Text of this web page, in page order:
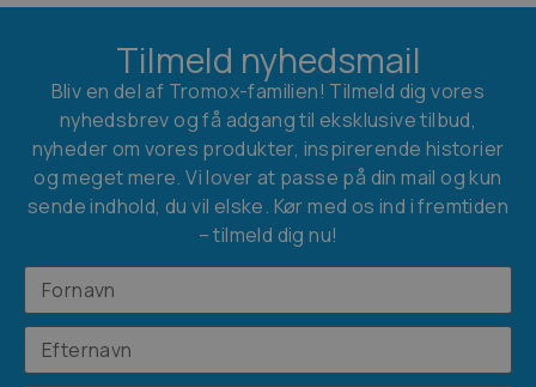
Tilmeld nyhedsmail
Bliv en del af Tromox-familien! Tilmeld dig vores
nyhedsbrev og få adgang til eksklusive tilbud,
nyheder om vores produkter, inspirerende historier
og meget mere. Vi lover at passe på din mail og kun
sende indhold, du vil elske. Kør med os ind i fremtiden
– tilmeld dig nu!